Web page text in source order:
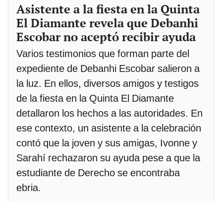
Asistente a la fiesta en la Quinta
El Diamante revela que Debanhi
Escobar no aceptó recibir ayuda
Varios testimonios que forman parte del
expediente de Debanhi Escobar salieron a
la luz. En ellos, diversos amigos y testigos
de la fiesta en la Quinta El Diamante
detallaron los hechos a las autoridades. En
ese contexto, un asistente a la celebración
contó que la joven y sus amigas, Ivonne y
Sarahí rechazaron su ayuda pese a que la
estudiante de Derecho se encontraba
ebria.